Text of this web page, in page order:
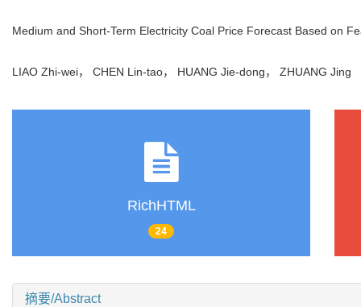
Medium and Short-Term Electricity Coal Price Forecast Based on
LIAO Zhi-wei， CHEN Lin-tao， HUANG Jie-dong， ZHUANG
RichHTML
24
摘要/Abstract